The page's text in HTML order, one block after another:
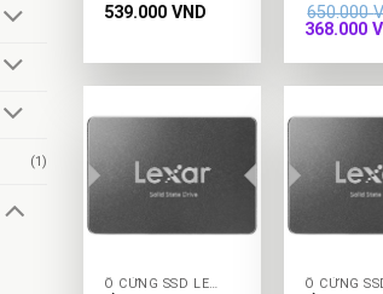
(1)
539.000VND 650.000
Giá
là:
368.000
Ổ CỨNG SSD LEXAR